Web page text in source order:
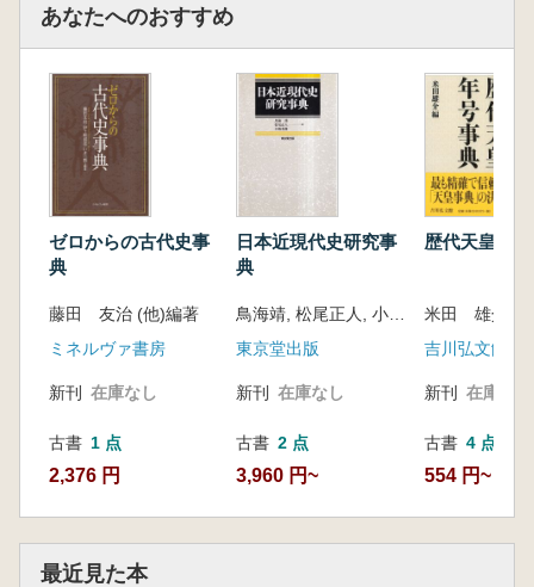
あなたへのおすすめ
ゼロからの古代史事
典
藤田 友治 (他)編著
ミネルヴァ書房
新刊 在庫なし
古書 1 点
2,376 円
日本近現代史研究事
典
東京堂出版
新刊 在庫なし
古書 2 点
3,960 円~
歴代天皇・
米田 雄介 編
吉川弘文館
新刊 在庫なし
古書 4 点
554 円~
最近見た本